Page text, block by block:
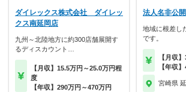
ダイレックス株式会社 ダイレッ
クス南延岡店
九州～北陸地方に約300店舗展開す
るディスカウント…
【月収】15.5万円～25.0万円程
度
【年収】290万円～470万円
法人名非公開
地域に根差し
です。
【月収
【年収
宮崎県